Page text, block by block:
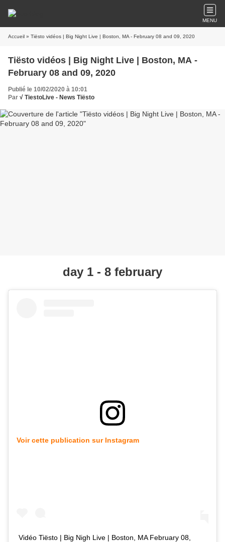
MENU
Accueil » Tiësto vidéos | Big Night Live | Boston, MA - February 08 and 09, 2020
Tiësto vidéos | Big Night Live | Boston, MA -
February 08 and 09, 2020
Publié le 10/02/2020 à 10:01
Par √ TiestoLive - News Tiësto
day 1 - 8 february
Voir cette publication sur Instagram
Vidéo Tiësto | Big Nigh Live | Boston, MA February 08,